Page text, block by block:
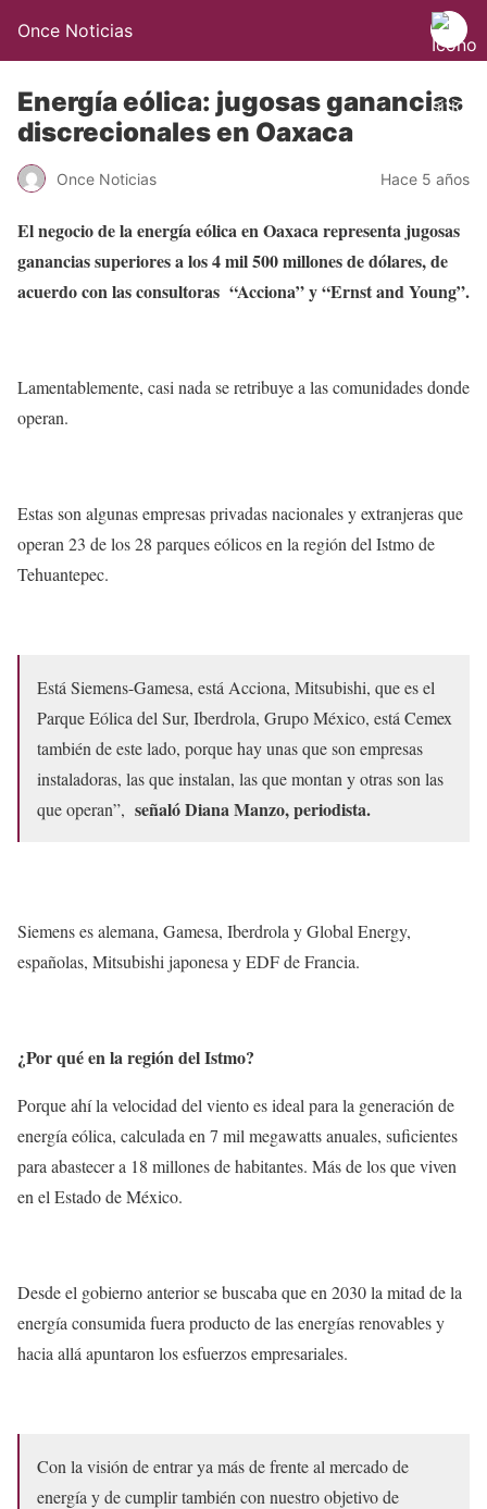
Once Noticias
Energía eólica: jugosas ganancias
discrecionales en Oaxaca
Once Noticias Hace 5 años
El negocio de la energía eólica en Oaxaca representa jugosas
ganancias superiores a los 4 mil 500 millones de dólares, de
acuerdo con las consultoras “Acciona” y “Ernst and Young”.
Lamentablemente, casi nada se retribuye a las comunidades donde
operan.
Estas son algunas empresas privadas nacionales y extranjeras que
operan 23 de los 28 parques eólicos en la región del Istmo de
Tehuantepec.
Está Siemens-Gamesa, está Acciona, Mitsubishi, que es el
Parque Eólica del Sur, Iberdrola, Grupo México, está Cemex
también de este lado, porque hay unas que son empresas
instaladoras, las que instalan, las que montan y otras son las
que operan”, señaló Diana Manzo, periodista.
Siemens es alemana, Gamesa, Iberdrola y Global Energy,
españolas, Mitsubishi japonesa y EDF de Francia.
¿Por qué en la región del Istmo?
Porque ahí la velocidad del viento es ideal para la generación de
energía eólica, calculada en 7 mil megawatts anuales, suficientes
para abastecer a 18 millones de habitantes. Más de los que viven
en el Estado de México.
Desde el gobierno anterior se buscaba que en 2030 la mitad de la
energía consumida fuera producto de las energías renovables y
hacia allá apuntaron los esfuerzos empresariales.
Con la visión de entrar ya más de frente al mercado de
energía y de cumplir también con nuestro objetivo de